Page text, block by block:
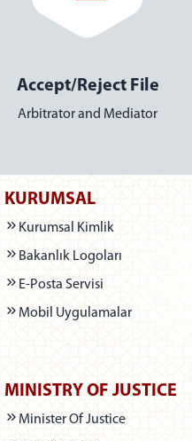
Lawyer, Citizen Portal
KURUMSAL
Kurumsal Kimlik
Bakanlık Logoları
E-Posta Servisi
Mobil Uygulamalar
MINISTRY OF JUSTICE
Minister Of Justice